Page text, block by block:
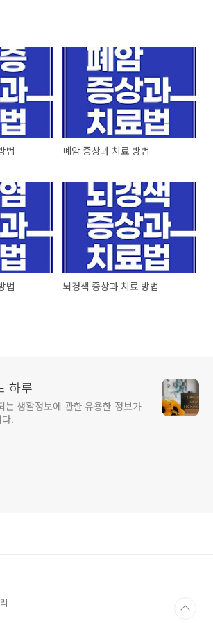
법 폐암 증상과 치료 방법
법 뇌경색 증상과 치료 방법
하루
생활정보에 관한 유용한 정보가
.